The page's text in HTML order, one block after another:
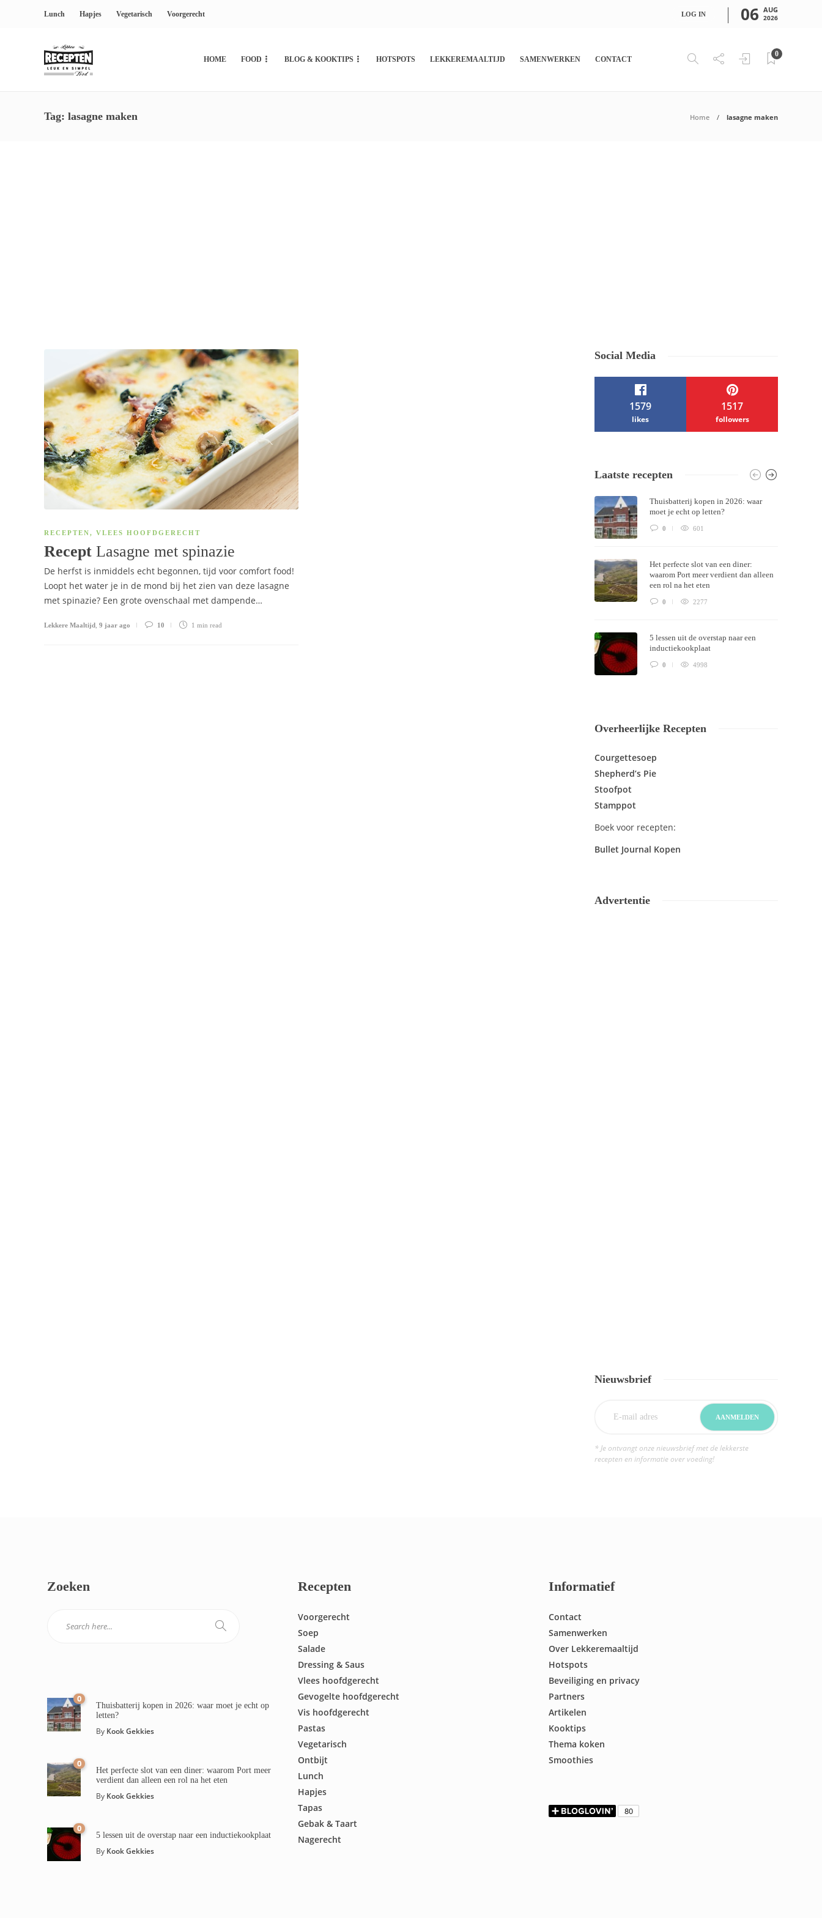
Lunch Hapjes Vegetarisch Voorgerecht LOG IN 06 AUG
2026
HOME FOOD BLOG & KOOKTIPS HOTSPOTS LEKKEREMAALTIJD SAMENWERKEN CONTACT
0
Tag: lasagne maken Home lasagne maken
RECEPTEN, VLEES HOOFDGERECHT
Recept Lasagne met spinazie
De herfst is inmiddels echt begonnen, tijd voor comfort food!
Loopt het water je in de mond bij het zien van deze lasagne
met spinazie? Een grote ovenschaal met dampende…
Lekkere Maaltijd 9 jaar ago 10 1 min read
Social Media
1579
likes
1517
followers
Themes bySilicon Themes . Join us right
now!
Laatste recepten
Thuisbatterij kopen in 2026: waar
moet je echt op letten?
0 601
Het perfecte slot van een diner:
waarom Port meer verdient dan alleen
een rol na het eten
0 2277
5 lessen uit de overstap naar een
inductiekookplaat
0 4998
Overheerlijke Recepten
Courgettesoep
Shepherd’s Pie
Stoofpot
Stamppot
Boek voor recepten:
Bullet Journal Kopen
Advertentie
Nieuwsbrief
* Je ontvangt onze nieuwsbrief met de lekkerste
recepten en informatie over voeding!
Zoeken
0
Thuisbatterij kopen in 2026: waar moet je echt op
letten?
By Kook Gekkies
0
Het perfecte slot van een diner: waarom Port meer
verdient dan alleen een rol na het eten
By Kook Gekkies
0
5 lessen uit de overstap naar een inductiekookplaat
By Kook Gekkies
Recepten
Voorgerecht
Soep
Salade
Dressing & Saus
Vlees hoofdgerecht
Gevogelte hoofdgerecht
Vis hoofdgerecht
Pastas
Vegetarisch
Ontbijt
Lunch
Hapjes
Tapas
Gebak & Taart
Nagerecht
Informatief
Contact
Samenwerken
Over Lekkeremaaltijd
Hotspots
Beveiliging en privacy
Partners
Artikelen
Kooktips
Thema koken
Smoothies